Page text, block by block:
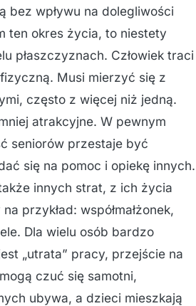
bez wpływu na dolegliwości
ten okres życia, to niestety
płaszczyznach. Człowiek traci
Musi mierzyć się z
często z więcej niż jedną.
atrakcyjne. W pewnym
seniorów przestaje być
się na pomoc i opiekę innych.
innych strat, z ich życia
przykład: współmałżonek,
Dla wielu osób bardzo
„utrata” pracy, przejście na
czuć się samotni,
ubywa, a dzieci mieszkają